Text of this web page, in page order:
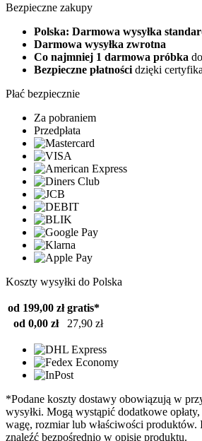
Bezpieczne zakupy
Polska: Darmowa wysyłka
Darmowa wysyłka zwrotna
Co najmniej 1 darmowa próbka
Bezpieczne płatności dzięki
Płać bezpiecznie
Za pobraniem
Przedpłata
Koszty wysyłki do Polska
od 199,00 zł gratis*
od 0,00 zł
27,90 zł
*Podane koszty dostawy obowiązują w
wysyłki. Mogą wystąpić dodatkowe
wagę, rozmiar lub właściwości produktów.
znaleźć bezpośrednio w opisie produktu.